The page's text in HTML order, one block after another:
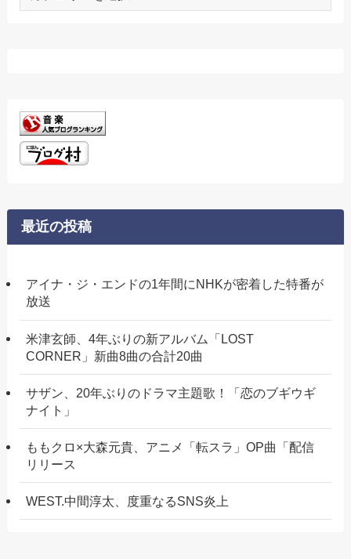
最近の投稿
アイナ・ジ・エンドの1年間にNHKが密着した特番が
放送
米津玄師、4年ぶりの新アルバム「LOST
CORNER」新曲8曲の合計20曲
サザン、20年ぶりのドラマ主題歌！「恋のブギウギ
ナイト」
ももクロ×大森元貴、アニメ「転スラ」OP曲「配信
リリース
WEST.中間淳太、度重なるSNS炎上